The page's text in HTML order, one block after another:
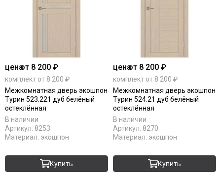
ценаот 8 200 ₽
комплект от 8 200 ₽
Межкомнатная дверь экошпон
Турин 523.221 дуб белёный
остеклённая
В наличии
Артикул: 8253
Материал: экошпон
Купить
ценаот 8 200 ₽
комплект от 8 200 ₽
Межкомнатная дверь экошпон
Турин 524.21 дуб белёный
остеклённая
В наличии
Артикул: 8270
Материал: экошпон
Купить